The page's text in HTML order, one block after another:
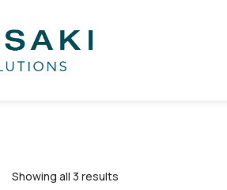
Showing all 3 results